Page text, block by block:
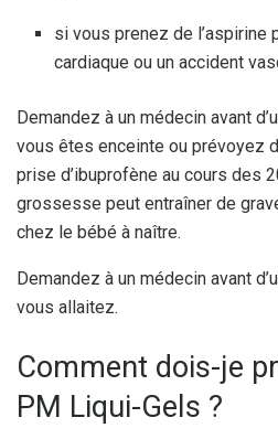
si vous prenez de l’aspirine
cardiaque ou un accident
Demandez à un médecin avant
vous êtes enceinte ou prévoyez
prise d’ibuprofène au cours des
grossesse peut entraîner de
chez le bébé à naître.
Demandez à un médecin avant
vous allaitez.
Comment dois-je
PM Liqui-Gels ?